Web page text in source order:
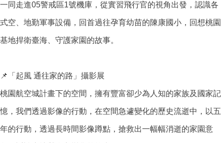
一同走進05警戒區1號機庫，從實習飛行官的視角出發，認識各
式空、地勤軍事設備，回首過往孕育幼苗的陳康國小，回想桃園
基地捍衛臺海、守護家園的故事。
📌 「起風 通往家的路」攝影展
桃園航空城計畫下的空間，擁有豐富卻少為人知的家族及國家記
憶，我們透過影像的行動，在空間急遽變化的歷史流逝中，以五
年的行動，透過長時間影像蹲點，搶救出一幅幅消逝的家園意